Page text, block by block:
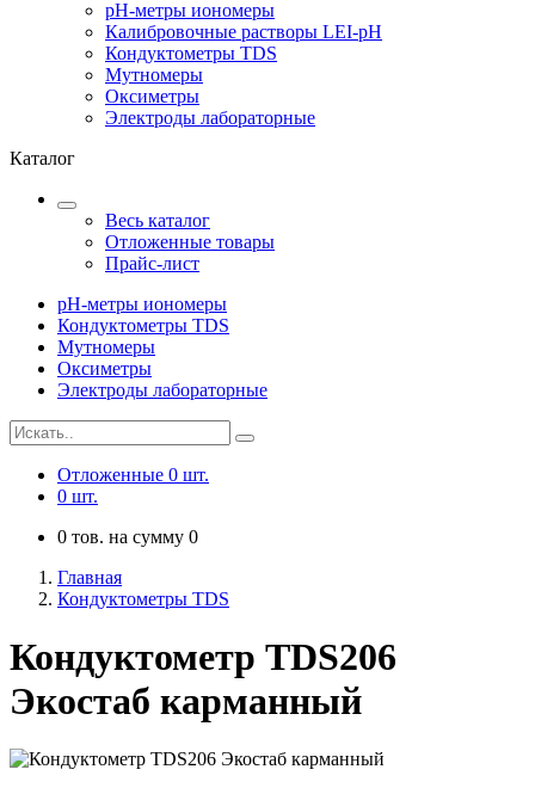
pH-метры иономеры
Калибровочные растворы LEI-pH
Кондуктометры TDS
Мутномеры
Оксиметры
Электроды лабораторные
Каталог
Весь каталог
Отложенные товары
Прайс-лист
pH-метры иономеры
Кондуктометры TDS
Мутномеры
Оксиметры
Электроды лабораторные
Отложенные 0 шт.
0 шт.
0 тов. на сумму 0
Главная
Кондуктометры TDS
Кондуктометр TDS206
Экостаб карманный